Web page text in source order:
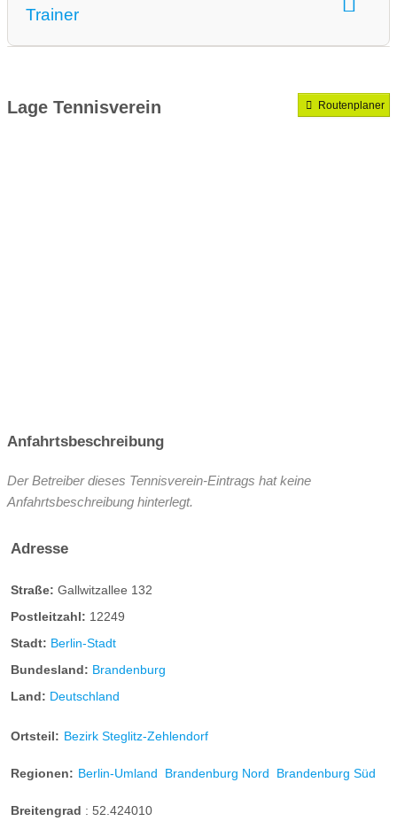
Trainer
Lage Tennisverein Routenplaner
Anfahrtsbeschreibung
Der Betreiber dieses Tennisverein-Eintrags hat keine
Anfahrtsbeschreibung hinterlegt.
Adresse
Straße: Gallwitzallee 132
Postleitzahl: 12249
Stadt: Berlin-Stadt
Bundesland: Brandenburg
Land: Deutschland
Ortsteil: Bezirk Steglitz-Zehlendorf
Regionen: Berlin-Umland Brandenburg Nord Brandenburg Süd
Breitengrad : 52.424010